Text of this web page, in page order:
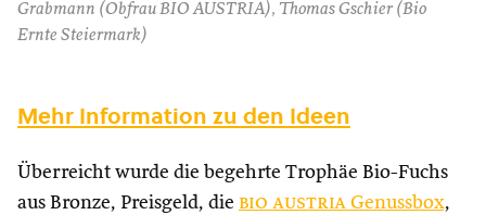
Grabmann (Obfrau BIO AUSTRIA), Thomas Gschier (Bio
Ernte Steiermark)
Mehr Information zu den Ideen
Überreicht wurde die begehrte Trophäe Bio-Fuchs
aus Bronze, Preisgeld, die bio austria Genussbox,